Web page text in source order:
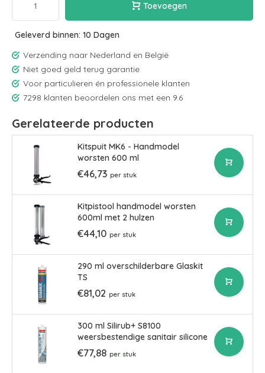
Toevoegen
Geleverd binnen: 10 Dagen
Verzending naar Nederland en België
Niet goed geld terug garantie
Voor particulieren én professionele klanten
7298 klanten beoordelen ons met een 9.6
Gerelateerde producten
Kitspuit MK6 - Handmodel
worsten 600 ml
€46,73 per stuk
Kitpistool handmodel worsten
600ml met 2 hulzen
€44,10 per stuk
290 ml overschilderbare Glaskit
TS
€81,02 per stuk
300 ml Silirub+ S8100
weersbestendige sanitair silicone
€77,88 per stuk